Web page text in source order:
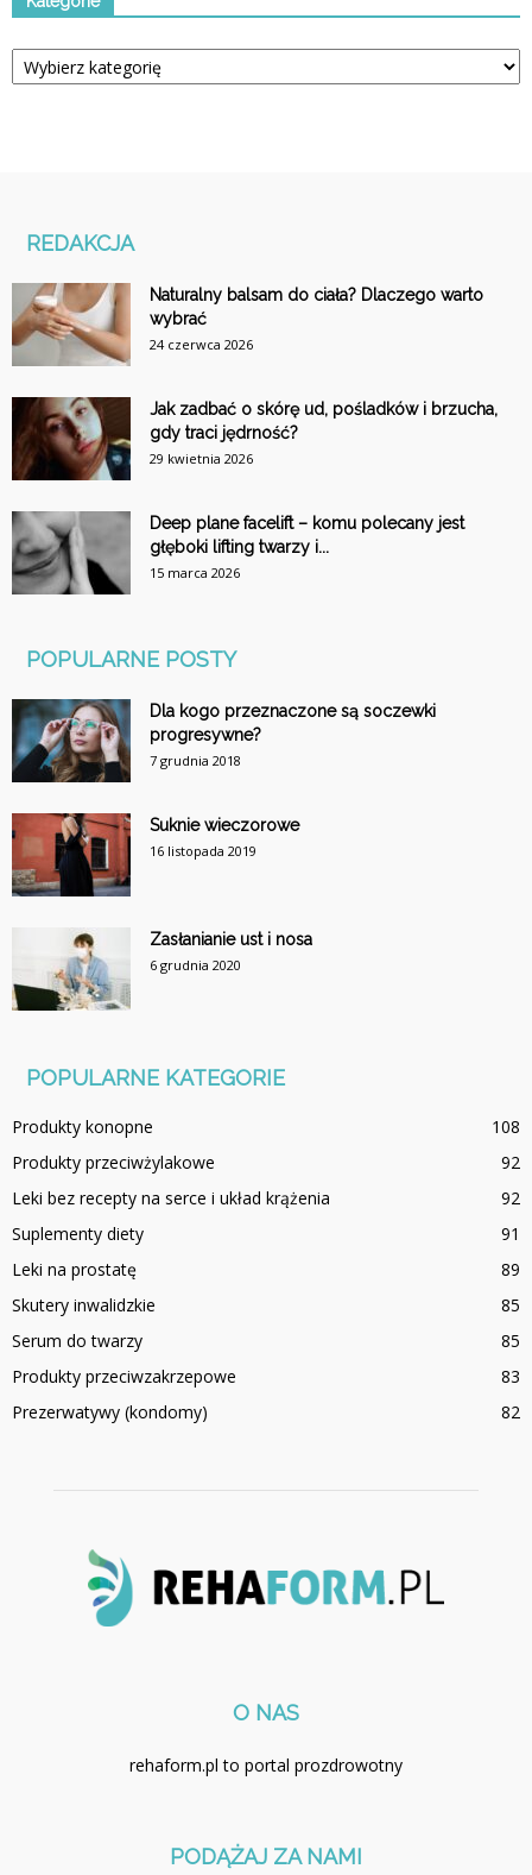
Kategorie
REDAKCJA
Naturalny balsam do ciała? Dlaczego warto
wybrać
24 czerwca 2026
Jak zadbać o skórę ud, pośladków i brzucha,
gdy traci jędrność?
29 kwietnia 2026
Deep plane facelift – komu polecany jest
głęboki lifting twarzy i...
15 marca 2026
POPULARNE POSTY
Dla kogo przeznaczone są soczewki
progresywne?
7 grudnia 2018
Suknie wieczorowe
16 listopada 2019
Zasłanianie ust i nosa
6 grudnia 2020
POPULARNE KATEGORIE
Produkty konopne
108
Produkty przeciwżylakowe
92
Leki bez recepty na serce i układ krążenia
92
Suplementy diety
91
Leki na prostatę
89
Skutery inwalidzkie
85
Serum do twarzy
85
Produkty przeciwzakrzepowe
83
Prezerwatywy (kondomy)
82
O NAS
rehaform.pl to portal prozdrowotny
PODĄŻAJ ZA NAMI